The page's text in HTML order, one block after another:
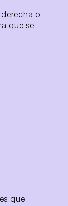
o
que se
que